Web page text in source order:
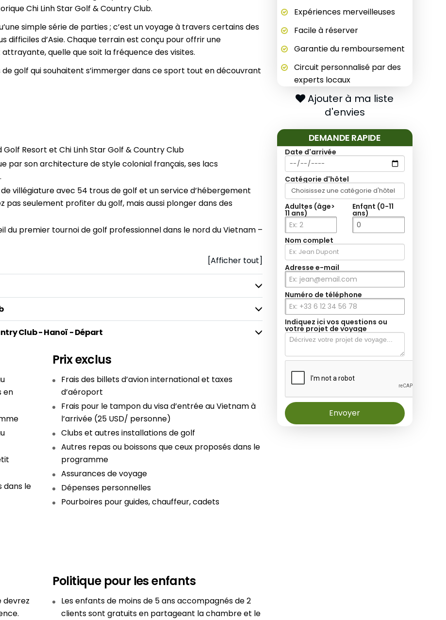
Chi Linh Star Golf & Country Club.
simple série de parties ; c’est un voyage à travers certains des
difficiles d’Asie. Chaque terrain est conçu pour offrir une
quelle que soit la fréquence des visites.
golf qui souhaitent s’immerger dans ce sport tout en découvrant
Golf Resort et Chi Linh Star Golf & Country Club
par son architecture de style colonial français, ses lacs
villégiature avec 54 trous de golf et un service d’hébergement
pas seulement profiter du golf, mais aussi plonger dans des
du premier tournoi de golf professionnel dans le nord du Vietnam –
[Afficher tout]
Club - Hanoï - Départ
en
dans le
Prix exclus
Frais des billets d’avion international et taxes
d’aéroport
Frais pour le tampon du visa d’entrée au Vietnam à
l’arrivée (25 USD/ personne)
Clubs et autres installations de golf
Autres repas ou boissons que ceux proposés dans le
programme
Assurances de voyage
Dépenses personnelles
Pourboires pour guides, chauffeur, cadets
devrez
Politique pour les enfants
Les enfants de moins de 5 ans accompagnés de 2
clients sont gratuits en partageant la chambre et le
Expériences merveilleuses
Facile à réserver
Garantie du remboursement
Circuit personnalisé par des
experts locaux
Ajouter à ma liste
d'envies
DEMANDE RAPIDE
Date d'arrivée
Catégorie d'hôtel
Adultes (âge>
11 ans)
Enfant (0-11
ans)
Nom complet
Adresse e-mail
Numéro de téléphone
Indiquez ici vos questions ou
votre projet de voyage
Envoyer